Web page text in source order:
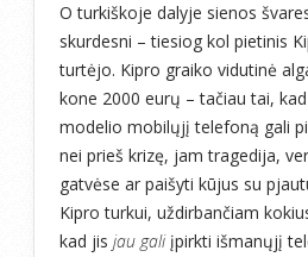
O turkiškoje dalyje sienos
skurdesni – tiesiog kol pietinis
turtėjo. Kipro graiko vidutinė
kone 2000 eurų – tačiau tai,
modelio mobilųjį telefoną gali
nei prieš krizę, jam tragedija,
gatvėse ar paišyti kūjus su
Kipro turkui, uždirbančiam
kad jis jau galiįpirkti išmanųjį